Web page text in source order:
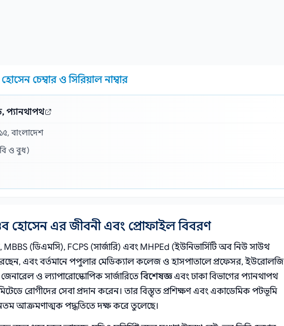
চেম্বার ও সিরিয়াল নাম্বার
প্যানথাপথ
বাংলাদেশ
ও বুধ)
হোসেন এর জীবনী এবং প্রোফাইল বিবরণ
(ডিএমসি), FCPS (সার্জারি) এবং MHPEd (ইউনিভার্সিটি অব নিউ সাউথ
এবং বর্তমানে পপুলার মেডিক্যাল কলেজ ও হাসপাতালে প্রফেসর, ইউরোলজি
ও ল্যাপারোস্কোপিক সার্জারিতেবিশেষজ্ঞএবং ঢাকা বিভাগের প্যানথাপথ
রোগীদের সেবা প্রদান করেন। তার বিস্তৃত প্রশিক্ষণ এবং একাডেমিক পটভূমি
আক্রমণাত্মক পদ্ধতিতে দক্ষ করে তুলেছে।